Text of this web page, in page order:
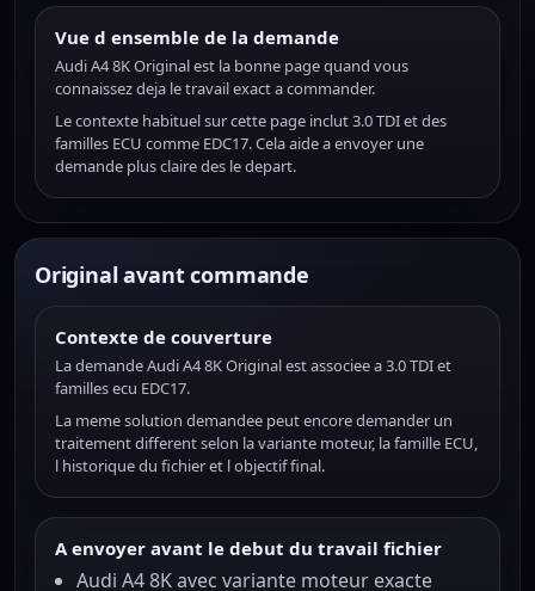
Vue d ensemble de la demande
Audi A4 8K Original est la bonne page quand vous
connaissez deja le travail exact a commander.
Le contexte habituel sur cette page inclut 3.0 TDI et des
familles ECU comme EDC17. Cela aide a envoyer une
demande plus claire des le depart.
Original avant commande
Contexte de couverture
La demande Audi A4 8K Original est associee a 3.0 TDI et
familles ecu EDC17.
La meme solution demandee peut encore demander un
traitement different selon la variante moteur, la famille ECU,
l historique du fichier et l objectif final.
A envoyer avant le debut du travail fichier
Audi A4 8K avec variante moteur exacte